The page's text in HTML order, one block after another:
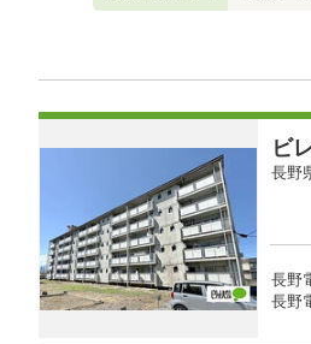
ビ
長野
長野
長野